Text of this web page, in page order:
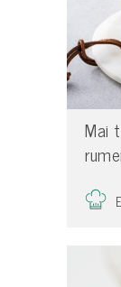
Mai